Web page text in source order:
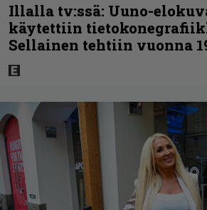
Illalla tv:ssä: Uuno-
käytettiin
Sellainen tehtiin vuonna